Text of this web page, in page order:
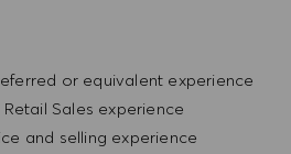
or equivalent experience
Sales experience
and selling experience